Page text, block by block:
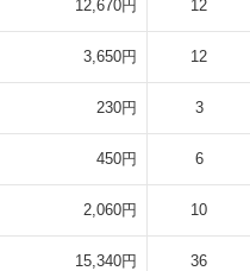
12,670円 12
3,650円 12
230円 3
450円 6
2,060円 10
15,340円 36